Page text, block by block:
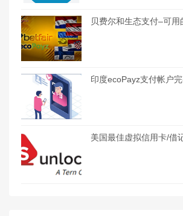
贝费尔和生态支付–可
印度ecoPayz支付帐户
美国最佳虚拟信用卡/借